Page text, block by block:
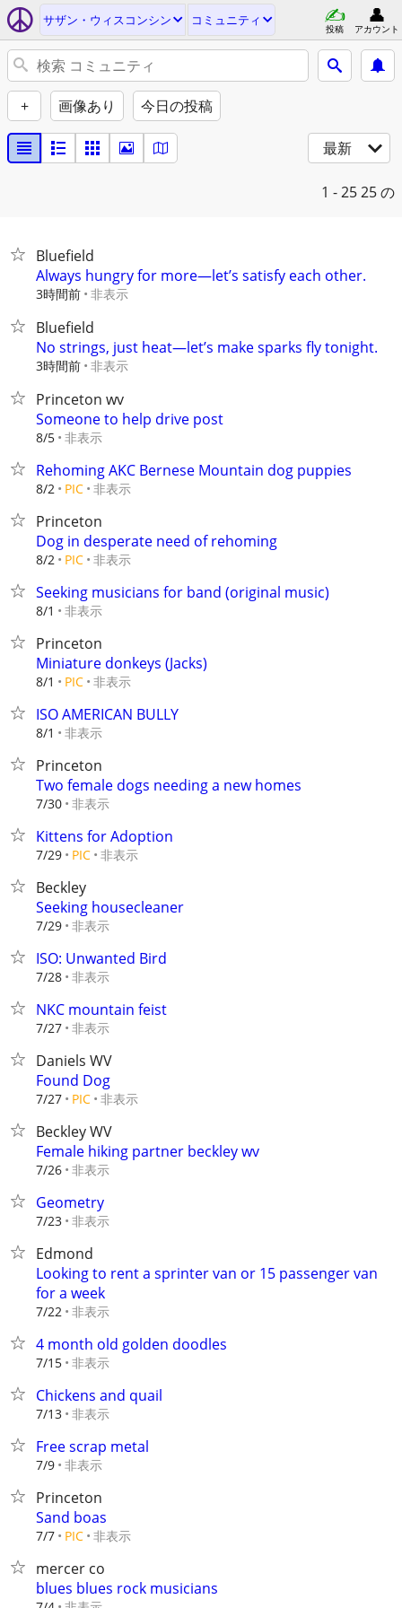
サザン・ウィスコンシン コミュニティ
投稿 アカウント
+ 画像あり 今日の投稿
最新
1 - 2525 の
Bluefield
Always hungry for more—let’s satisfy each other.
3時間前 非表示
Bluefield
No strings, just heat—let’s make sparks fly tonight.
3時間前 非表示
Princeton wv
Someone to help drive post
8/5 非表示
Rehoming AKC Bernese Mountain dog puppies
8/2 PIC 非表示
Princeton
Dog in desperate need of rehoming
8/2 PIC 非表示
Seeking musicians for band (original music)
8/1 非表示
Princeton
Miniature donkeys (Jacks)
8/1 PIC 非表示
ISO AMERICAN BULLY
8/1 非表示
Princeton
Two female dogs needing a new homes
7/30 非表示
Kittens for Adoption
7/29 PIC 非表示
Beckley
Seeking housecleaner
7/29 非表示
ISO: Unwanted Bird
7/28 非表示
NKC mountain feist
7/27 非表示
Daniels WV
Found Dog
7/27 PIC 非表示
Beckley WV
Female hiking partner beckley wv
7/26 非表示
Geometry
7/23 非表示
Edmond
Looking to rent a sprinter van or 15 passenger van
for a week
7/22 非表示
4 month old golden doodles
7/15 非表示
Chickens and quail
7/13 非表示
Free scrap metal
7/9 非表示
Princeton
Sand boas
7/7 PIC 非表示
mercer co
blues blues rock musicians